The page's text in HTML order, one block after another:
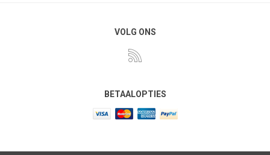
VOLG ONS
BETAALOPTIES